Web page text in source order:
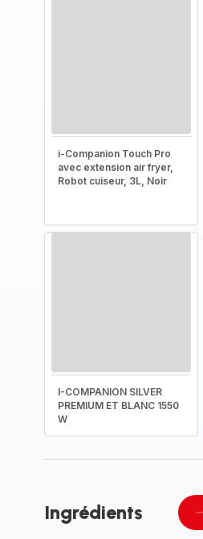
i-Companion Touch Pro
avec extension air fryer,
Robot cuiseur, 3L, Noir
I-COMPANION SILVER
PREMIUM ET BLANC 1550
W
Ingrédients